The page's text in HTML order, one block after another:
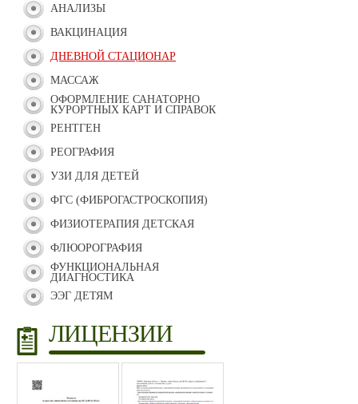
АНАЛИЗЫ
ВАКЦИНАЦИЯ
ДНЕВНОЙ СТАЦИОНАР
МАССАЖ
ОФОРМЛЕНИЕ САНАТОРНО
КУРОРТНЫХ КАРТ И СПРАВОК
РЕНТГЕН
РЕОГРАФИЯ
УЗИ ДЛЯ ДЕТЕЙ
ФГС (ФИБРОГАСТРОСКОПИЯ)
ФИЗИОТЕРАПИЯ ДЕТСКАЯ
ФЛЮОРОГРАФИЯ
ФУНКЦИОНАЛЬНАЯ
ДИАГНОСТИКА
ЭЭГ ДЕТЯМ
ЛИЦЕНЗИИ